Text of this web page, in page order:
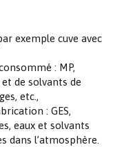
exemple cuve avec
: MP,
et de solvants de
etc.,
: GES,
eaux et solvants
dans l’atmosphère.